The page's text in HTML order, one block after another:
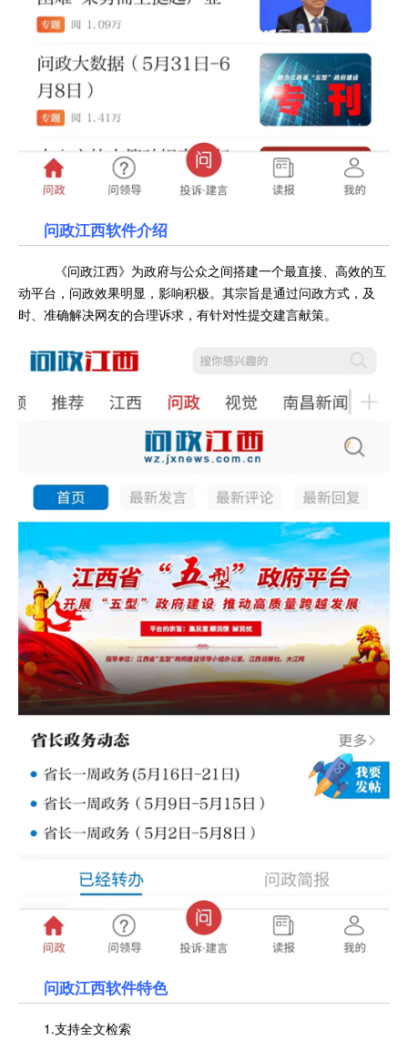
问政江西软件介绍
《问政江西》为政府与公众之间搭建一个最直接、高效的互
动平台，问政效果明显，影响积极。其宗旨是通过问政方式，及
时、准确解决网友的合理诉求，有针对性提交建言献策。
问政江西软件特色
1.支持全文检索